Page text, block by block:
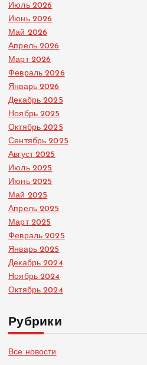
Июль 2026
Июнь 2026
Май 2026
Апрель 2026
Март 2026
Февраль 2026
Январь 2026
Декабрь 2025
Ноябрь 2025
Октябрь 2025
Сентябрь 2025
Август 2025
Июль 2025
Июнь 2025
Май 2025
Апрель 2025
Март 2025
Февраль 2025
Январь 2025
Декабрь 2024
Ноябрь 2024
Октябрь 2024
Рубрики
Все новости